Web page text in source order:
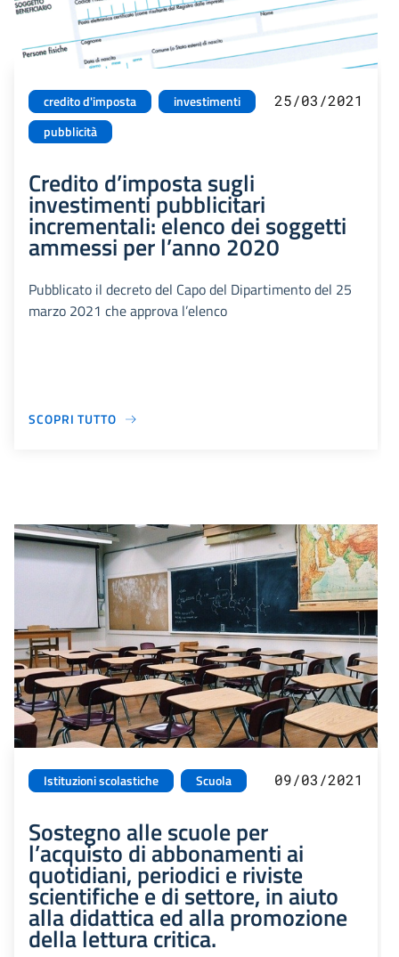
credito d'imposta
investimenti
pubblicità
25/03/2021
Credito d’imposta sugli
investimenti pubblicitari
incrementali: elenco dei soggetti
ammessi per l’anno 2020
Pubblicato il decreto del Capo del Dipartimento del 25
marzo 2021 che approva l’elenco
SCOPRI TUTTO
Istituzioni scolastiche Scuola 09/03/2021
Sostegno alle scuole per
l’acquisto di abbonamenti ai
quotidiani, periodici e riviste
scientifiche e di settore, in aiuto
alla didattica ed alla promozione
della lettura critica.